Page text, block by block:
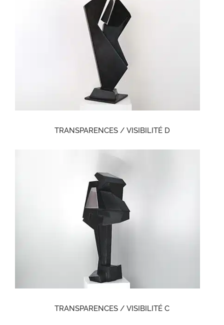
TRANSPARENCES / VISIBILITÉ D
TRANSPARENCES / VISIBILITÉ C